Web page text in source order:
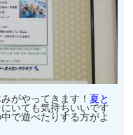
がやってきます！ 夏と
いても気持ちいいです
で遊べたりする方がよ